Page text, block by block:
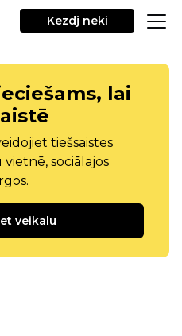
Kezdj neki
lai
tiešsaistes
sociālajos
veikalu